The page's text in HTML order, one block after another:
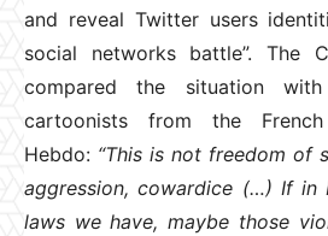
and reveal Twitter users
social networks battle”. The
compared the situation
cartoonists from the
Hebdo: “This is not freedom of
aggression, cowardice (…) If in
laws we have, maybe those